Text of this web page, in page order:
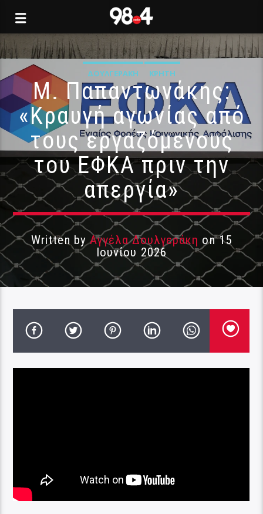
ΔΟΥΛΓΕΡΆΚΗ ΚΡΉΤΗ
Μ. Παπαντωνάκης:
«Κραυγή αγωνίας από
τους εργαζόμενους
του ΕΦΚΑ πριν την
απεργία»
Written byΑγγέλα Δουλγεράκη on 15
Ιουνίου 2026